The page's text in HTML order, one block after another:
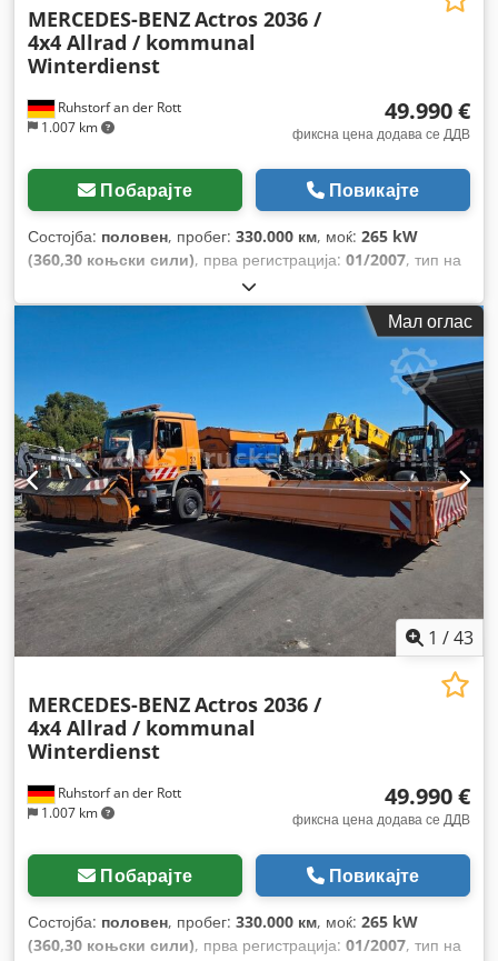
Ruhstorf an der Rott
1.007 km
MERCEDES-BENZActros 2036 /
4x4 Allrad / kommunal
Winterdienst
49.990 €
фиксна цена додава се ДДВ
Побарајте Повикајте
Состојба: половен, пробег: 330.000 км, моќ: 265 kW
(360,30 коњски сили), прва регистрација: 01/2007, тип на
Мал оглас
1 /43
Ruhstorf an der Rott
1.007 km
MERCEDES-BENZActros 2036 /
4x4 Allrad / kommunal
Winterdienst
49.990 €
фиксна цена додава се ДДВ
Побарајте Повикајте
Состојба: половен, пробег: 330.000 км, моќ: 265 kW
(360,30 коњски сили), прва регистрација: 01/2007, тип на